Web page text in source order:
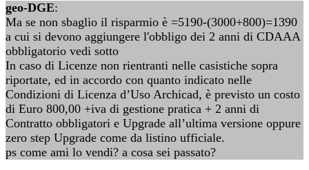
geo-DGE:
Ma se non sbaglio il risparmio è =5190-(3000+800)=1390
a cui si devono aggiungere l'obbligo dei 2 anni di CDAAA
obbligatorio vedi sotto
In caso di Licenze non rientranti nelle casistiche sopra
riportate, ed in accordo con quanto indicato nelle
Condizioni di Licenza d’Uso Archicad, è previsto un costo
di Euro 800,00 +iva di gestione pratica + 2 anni di
Contratto obbligatori e Upgrade all’ultima versione oppure
zero step Upgrade come da listino ufficiale.
ps come ami lo vendi? a cosa sei passato?